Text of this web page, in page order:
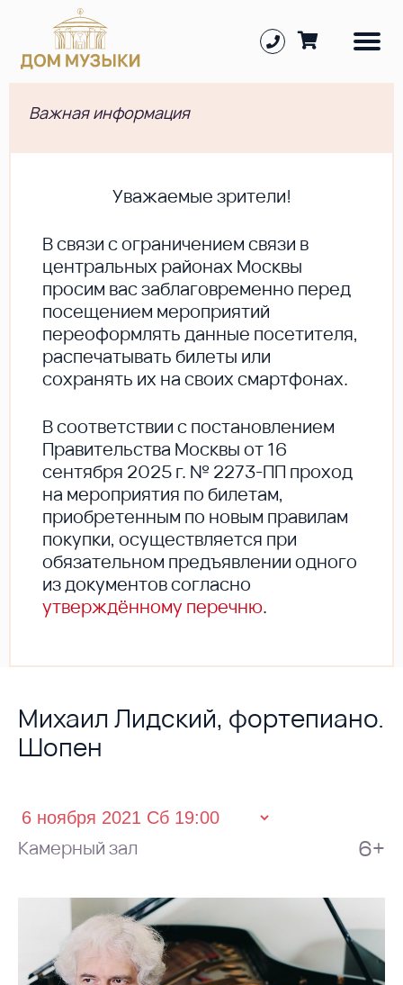
Важная информация
Уважаемые зрители!
В cвязи с ограничением связи в
центральных районах Москвы
просим вас заблаговременно перед
посещением мероприятий
переоформлять данные посетителя,
распечатывать билеты или
сохранять их на своих смартфонах.
В соответствии с постановлением
Правительства Москвы от 16
сентября 2025 г. № 2273-ПП проход
на мероприятия по билетам,
приобретенным по новым правилам
покупки, осуществляется при
обязательном предъявлении одного
из документов согласно
утверждённому перечню.
Михаил Лидский, фортепиано.
Шопен
Камерный зал 6+